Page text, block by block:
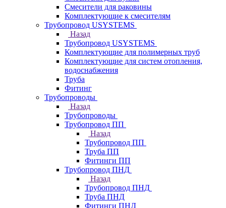
Смесители для раковины
Комплектующие к смесителям
Трубопровод USYSTEMS
Назад
Трубопровод USYSTEMS
Комплектующие для полимерных труб
Комплектующие для систем отопления,
водоснабжения
Труба
Фитинг
Трубопроводы
Назад
Трубопроводы
Трубопровод ПП
Назад
Трубопровод ПП
Труба ПП
Фитинги ПП
Трубопровод ПНД
Назад
Трубопровод ПНД
Труба ПНД
Фитинги ПНД